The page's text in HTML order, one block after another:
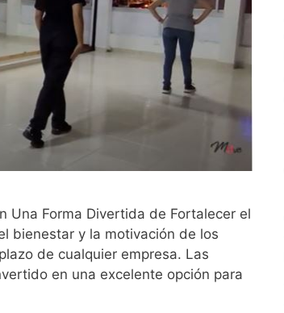
Una Forma Divertida de Fortalecer el
bienestar y la motivación de los
de cualquier empresa. Las
en una excelente opción para